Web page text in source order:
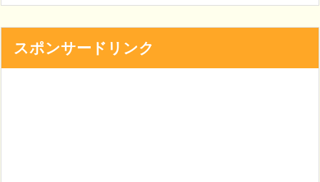
スポンサードリンク